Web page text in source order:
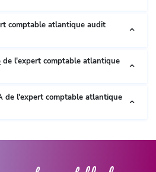
comptable atlantique audit
de l'expert comptable atlantique
de l'expert comptable atlantique